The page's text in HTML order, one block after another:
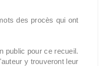
des procès qui ont
public pour ce recueil.
y trouveront leur